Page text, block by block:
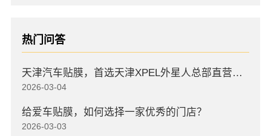
热门问答
天津汽车贴膜，首选天津XPEL外星人总部直营店，高口碑店
2026-03-04
给爱车贴膜，如何选择一家优秀的门店？
2026-03-03